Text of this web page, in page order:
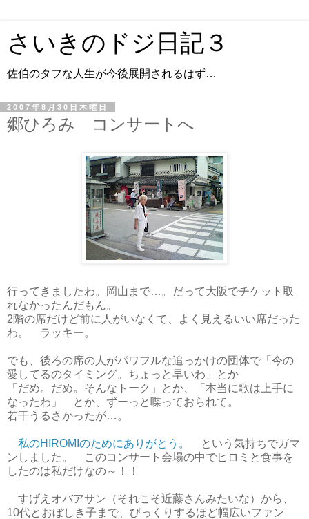
さいきのドジ日記３
佐伯のタフな人生が今後展開されるはず…
2007年8月30日木曜日
郷ひろみ コンサートへ
行ってきましたわ。岡山まで…。だって大阪でチケット取
れなかったんだもん。
2階の席だけど前に人がいなくて、よく見えるいい席だった
わ。 ラッキー。
でも、後ろの席の人がパワフルな追っかけの団体で「今の
愛してるのタイミング。ちょっと早いわ」とか
「だめ。だめ。そんなトーク」とか、「本当に歌は上手に
なったわ」 とか、ずーっと喋っておられて。
若干うるさかったが…。
私のHIROMIのためにありがとう。
という気持ちでガマ
ンしました。 このコンサート会場の中でヒロミと食事を
したのは私だけなの～！！
すげえオバアサン（それこそ近藤さんみたいな）から、
10代とおぼしき子まで、びっくりするほど幅広いファン